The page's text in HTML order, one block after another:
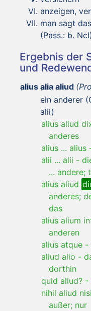
anzeigen,
man sagt
(Pass.: b. NcI)
Ergebnis der
und
alius alia aliud
ein anderer
alii)
alius aliud
anderes
alius ... alius
alii ... alii -
... andere;
alius aliud
anderes;
das
alius alium
anderen
alius atque -
aliud alio -
dorthin
quid aliud? -
nihil aliud nisi
außer; nur